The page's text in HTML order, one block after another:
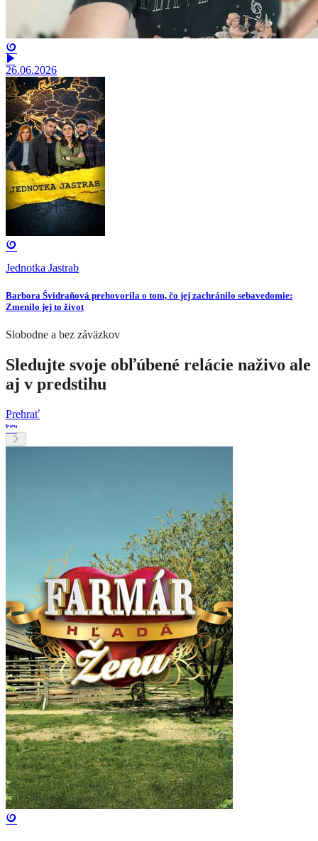
26.06.2026
Jednotka Jastrab
Barbora Švidraňová prehovorila o tom, čo jej zachránilo sebavedomie:
Zmenilo jej to život
Slobodne a bez záväzkov
Sledujte svoje obľúbené relácie naživo ale
aj v predstihu
Prehrať